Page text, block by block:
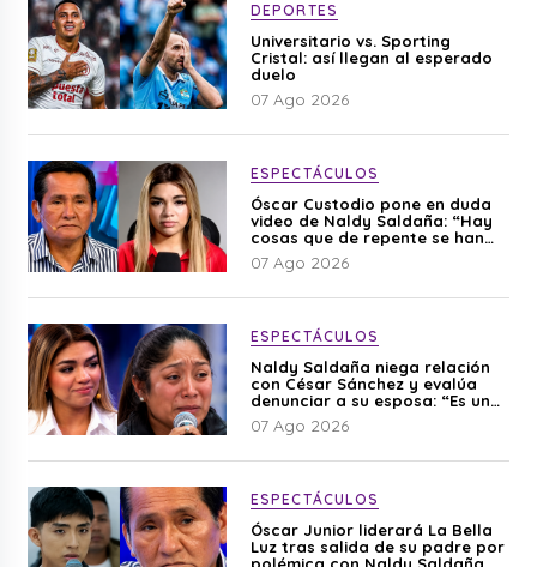
DEPORTES
Universitario vs. Sporting
Cristal: así llegan al esperado
duelo
07 Ago 2026
ESPECTÁCULOS
Óscar Custodio pone en duda
video de Naldy Saldaña: “Hay
cosas que de repente se han
editado”
07 Ago 2026
ESPECTÁCULOS
Naldy Saldaña niega relación
con César Sánchez y evalúa
denunciar a su esposa: “Es una
difamación”
07 Ago 2026
ESPECTÁCULOS
Óscar Junior liderará La Bella
Luz tras salida de su padre por